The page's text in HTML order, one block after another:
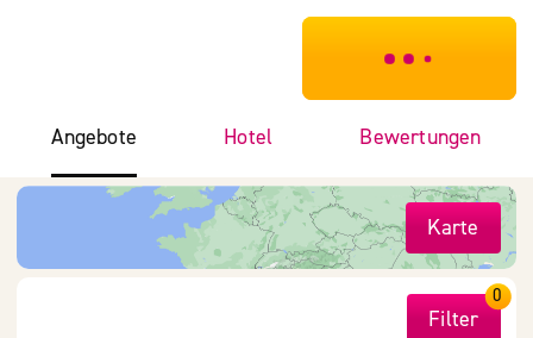
***************
Angebote Hotel Bewertungen
Karte
Filter
0